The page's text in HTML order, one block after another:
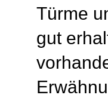
Türme
gut